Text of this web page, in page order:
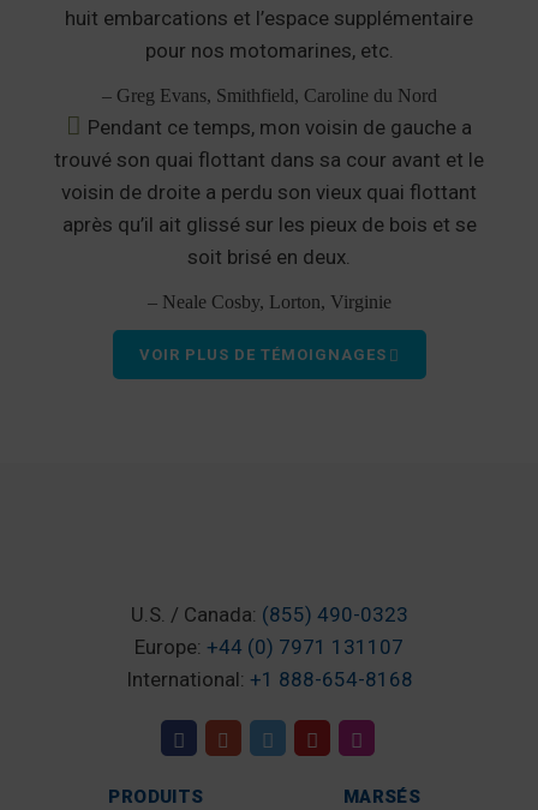
huit embarcations et l’espace supplémentaire
pour nos motomarines, etc.
– Greg Evans, Smithfield, Caroline du Nord
Pendant ce temps, mon voisin de gauche a
trouvé son quai flottant dans sa cour avant et le
voisin de droite a perdu son vieux quai flottant
après qu’il ait glissé sur les pieux de bois et se
soit brisé en deux.
– Neale Cosby, Lorton, Virginie
VOIR PLUS DE TÉMOIGNAGES
U.S. / Canada: (855) 490-0323
Europe: +44 (0) 7971 131107
International: +1 888-654-8168
PRODUITS MARSÉS